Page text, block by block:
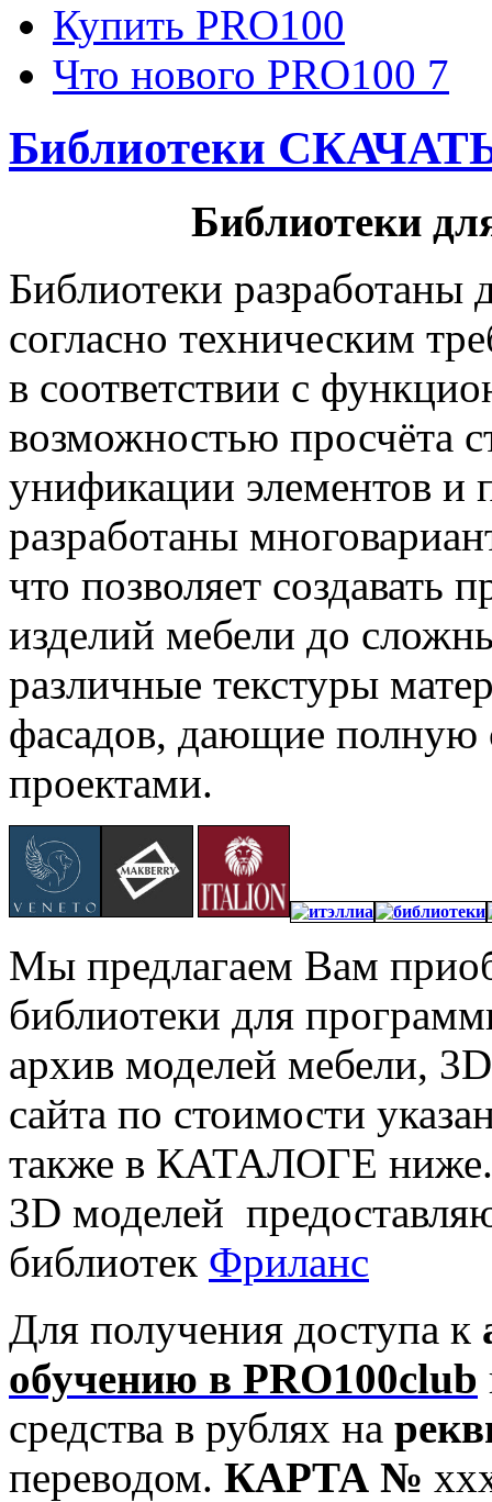
Купить PRO100
Что нового PRO100 7
Библиотеки
Библиотеки
Библиотеки
согласно техническим
в соответствии с
возможностью просчёта
унификации элементов и
разработаны
что позволяет создавать
изделий мебели до
различные текстуры
фасадов, дающие полную
проектами.
Мы предлагаем Вам
библиотеки для
архив моделей мебели,
сайта по стоимости
также в КАТАЛОГЕ
3D моделей
библиотек Фриланс
Для получения доступа к
обучению в PRO100club
средства в рублях на
переводом. КАРТА №